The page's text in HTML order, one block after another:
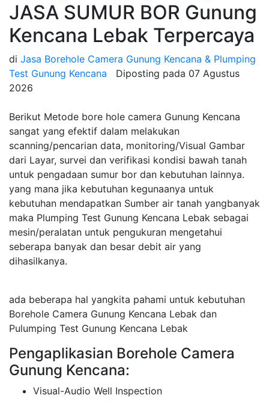
JASA SUMUR BOR Gunung
Kencana Lebak Terpercaya
di Jasa Borehole Camera Gunung Kencana & Plumping
Test Gunung Kencana
Diposting pada 07 Agustus
2026
Berikut Metode bore hole camera Gunung Kencana
sangat yang efektif dalam melakukan
scanning/pencarian data, monitoring/Visual Gambar
dari Layar, survei dan verifikasi kondisi bawah tanah
untuk pengadaan sumur bor dan kebutuhan lainnya.
yang mana jika kebutuhan kegunaanya untuk
kebutuhan mendapatkan Sumber air tanah yangbanyak
maka Plumping Test Gunung Kencana Lebak sebagai
mesin/peralatan untuk pengukuran mengetahui
seberapa banyak dan besar debit air yang
dihasilkanya.
ada beberapa hal yangkita pahami untuk kebutuhan
Borehole Camera Gunung Kencana Lebak dan
Pulumping Test Gunung Kencana Lebak
Pengaplikasian Borehole Camera
Gunung Kencana:
Visual-Audio Well Inspection